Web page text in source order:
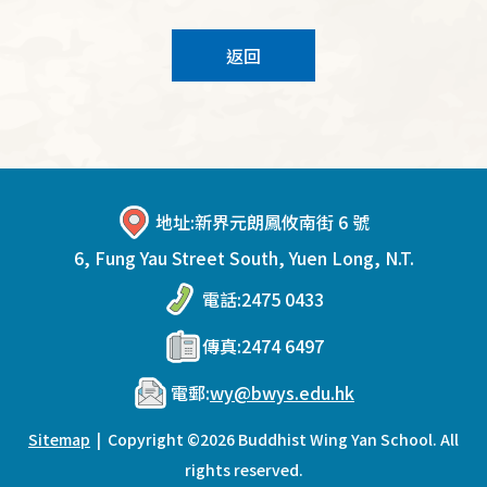
返回
地址:新界元朗鳳攸南街 6 號
6, Fung Yau Street South, Yuen Long, N.T.
電話:2475 0433
傳真:2474 6497
電郵:wy@bwys.edu.hk
Sitemap | Copyright ©2026 Buddhist Wing Yan School. All
rights reserved.